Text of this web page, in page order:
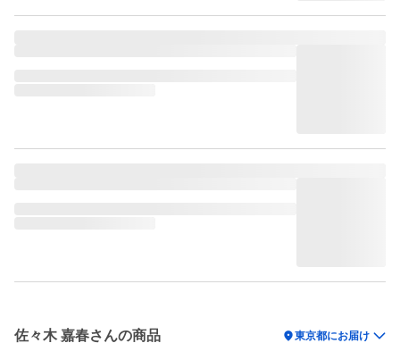
佐々木 嘉春さんの商品 location_on東京都にお届け